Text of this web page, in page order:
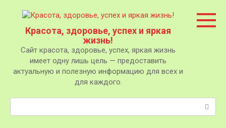
контентуКрасота, здоровье, успех и яркая
жизнь!
Сайт красота, здоровье, успех, яркая жизнь
имеет одну лишь цель — предоставить
актуальную и полезную информацию для всех и
для каждого.
Поиск: